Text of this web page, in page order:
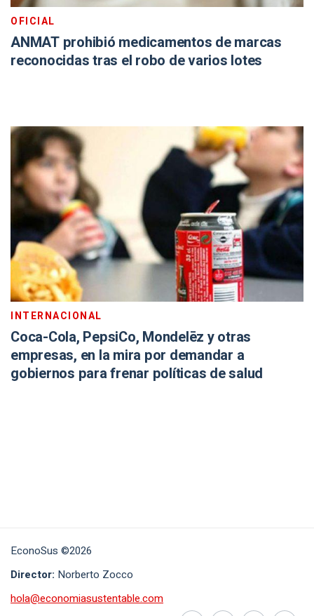
OFICIAL
ANMAT prohibió medicamentos de marcas
reconocidas tras el robo de varios lotes
INTERNACIONAL
Coca-Cola, PepsiCo, Mondelēz y otras
empresas, en la mira por demandar a
gobiernos para frenar políticas de salud
EconoSus ©2026
Director: Norberto Zocco
hola@economiasustentable.com